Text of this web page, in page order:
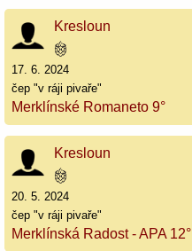
Kresloun
17. 6. 2024
čep "v ráji pivaře"
Merklínské Romaneto 9°
Kresloun
20. 5. 2024
čep "v ráji pivaře"
Merklínská Radost - APA 12°